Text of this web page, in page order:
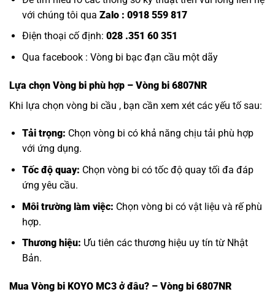
với chúng tôi qua Zalo : 0918 559 817
Điện thoại cố định: 028 .351 60 351
Qua facebook : Vòng bi bạc đạn cầu một dãy
Lựa chọn Vòng bi phù hợp – Vòng bi 6807NR
Khi lựa chọn vòng bi cầu , bạn cần xem xét các yếu tố sau:
Tải trọng: Chọn vòng bi có khả năng chịu tải phù hợp
với ứng dụng.
Tốc độ quay: Chọn vòng bi có tốc độ quay tối đa đáp
ứng yêu cầu.
Môi trường làm việc: Chọn vòng bi có vật liệu và rế phù
hợp.
Thương hiệu: Ưu tiên các thương hiệu uy tín từ Nhật
Bản.
Mua Vòng bi KOYO MC3 ở đâu? – Vòng bi 6807NR